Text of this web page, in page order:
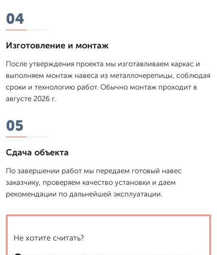
04
Изготовление и монтаж
После утверждения проекта мы изготавливаем каркас и
выполняем монтаж навеса из металлочерепицы, соблюдая
сроки и технологию работ. Обычно монтаж проходит в
августе 2026 г.
05
Сдача объекта
По завершении работ мы передаем готовый навес
заказчику, проверяем качество установки и даем
рекомендации по дальнейшей эксплуатации.
Не хотите считать?